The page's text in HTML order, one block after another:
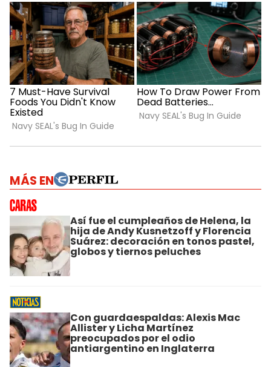
MÁS EN
Así fue el cumpleaños de Helena, la
hija de Andy Kusnetzoff y Florencia
Suárez: decoración en tonos pastel,
globos y tiernos peluches
Con guardaespaldas: Alexis Mac
Allister y Licha Martínez
preocupados por el odio
antiargentino en Inglaterra